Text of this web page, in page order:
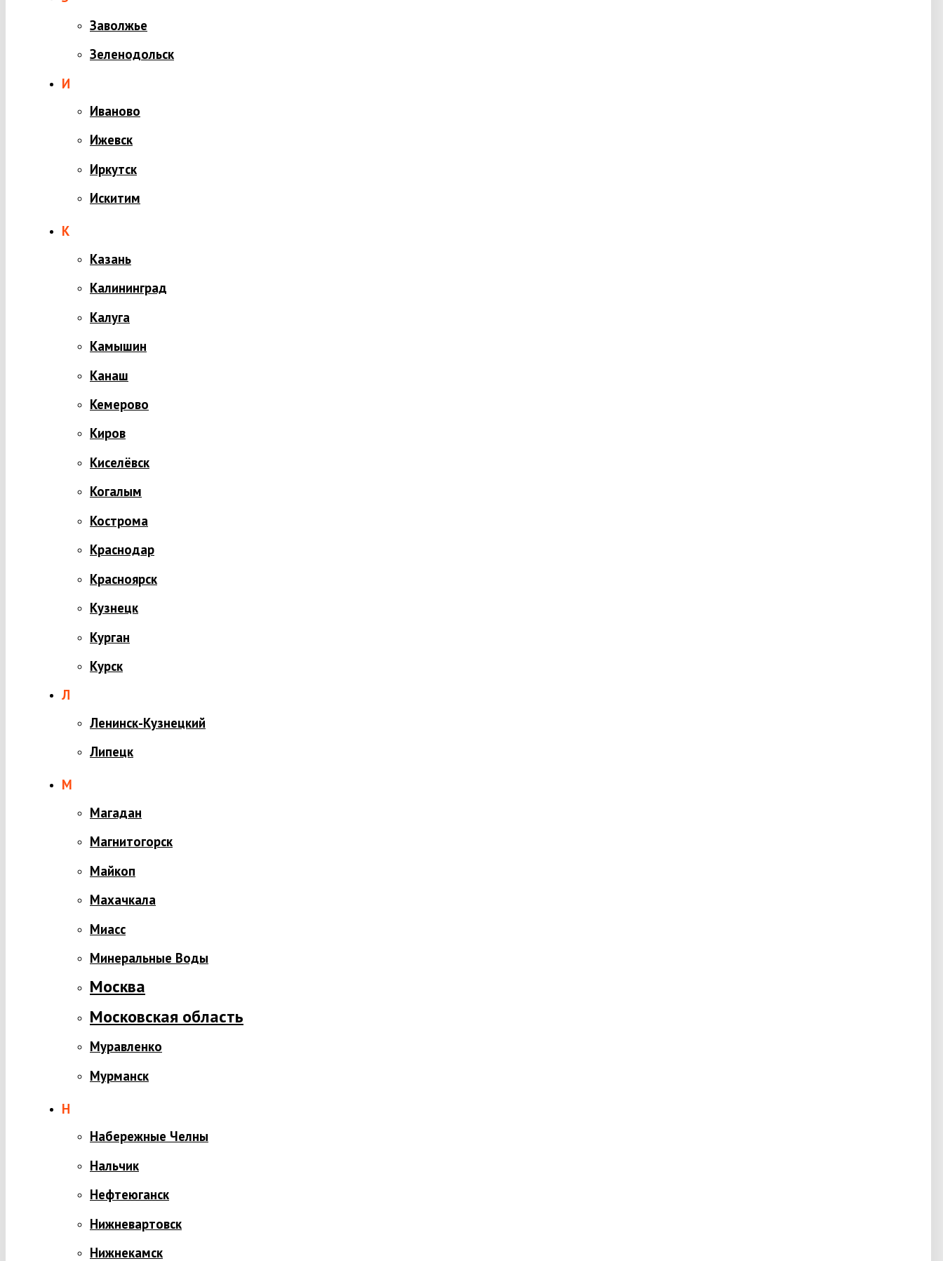
Заволжье
Зеленодольск
И
Иваново
Ижевск
Иркутск
Искитим
К
Казань
Калининград
Калуга
Камышин
Канаш
Кемерово
Киров
Киселёвск
Когалым
Кострома
Краснодар
Красноярск
Кузнецк
Курган
Курск
Л
Ленинск-Кузнецкий
Липецк
М
Магадан
Магнитогорск
Майкоп
Махачкала
Миасс
Минеральные Воды
Москва
Московская область
Муравленко
Мурманск
Н
Набережные Челны
Нальчик
Нефтеюганск
Нижневартовск
Нижнекамск